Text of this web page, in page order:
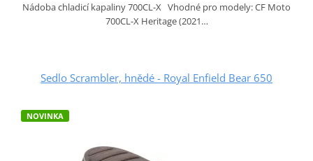
Nádoba chladicí kapaliny 700CL-X Vhodné pro modely: CF Moto
700CL-X Heritage (2021…
Sedlo Scrambler, hnědé - Royal Enfield Bear 650
NOVINKA